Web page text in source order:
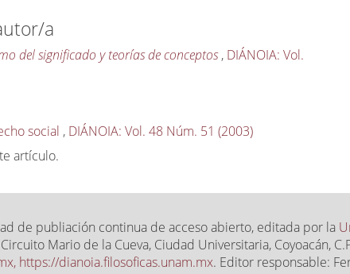
a
del significado y teorías de conceptos , DIÁNOIA: Vol.
social , DIÁNOIA: Vol. 48 Núm. 51 (2003)
artículo.
de publiación continua de acceso abierto, editada por la
Circuito Mario de la Cueva, Ciudad Universitaria, Coyoacán,
https://dianoia.filosoficas.unam.mx. Editor responsable: